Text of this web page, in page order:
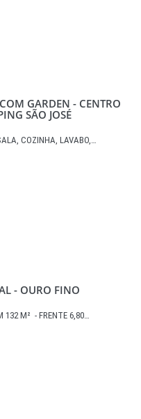
GARDEN - CENTRO
SÃO JOSÉ
COZINHA, LAVABO,…
- OURO FINO
132 M² - FRENTE 6,80…